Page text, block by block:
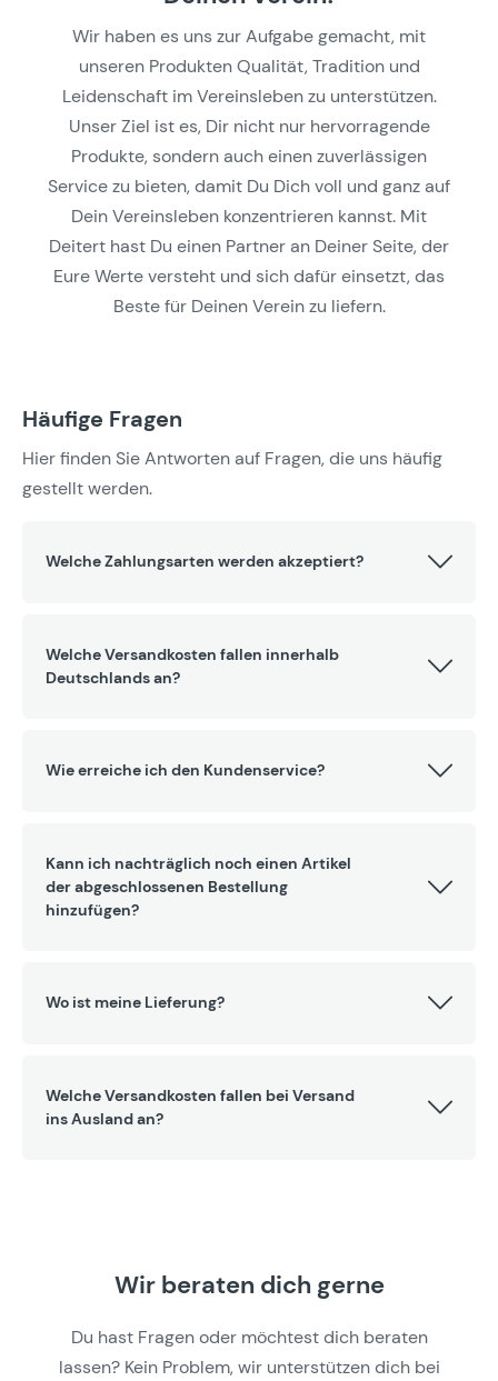
Wir haben es uns zur Aufgabe gemacht, mit
unseren Produkten Qualität, Tradition und
Leidenschaft im Vereinsleben zu unterstützen.
Unser Ziel ist es, Dir nicht nur hervorragende
Produkte, sondern auch einen zuverlässigen
Service zu bieten, damit Du Dich voll und ganz auf
Dein Vereinsleben konzentrieren kannst. Mit
Deitert hast Du einen Partner an Deiner Seite, der
Eure Werte versteht und sich dafür einsetzt, das
Beste für Deinen Verein zu liefern.
Häufige Fragen
Hier finden Sie Antworten auf Fragen, die uns häufig
gestellt werden.
Welche Zahlungsarten werden akzeptiert?
Welche Versandkosten fallen innerhalb
Deutschlands an?
Wie erreiche ich den Kundenservice?
Kann ich nachträglich noch einen Artikel
der abgeschlossenen Bestellung
hinzufügen?
Wo ist meine Lieferung?
Welche Versandkosten fallen bei Versand
ins Ausland an?
Wir beraten dich gerne
Du hast Fragen oder möchtest dich beraten
lassen? Kein Problem, wir unterstützen dich bei